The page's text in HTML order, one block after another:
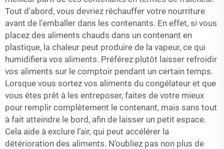
Tout d'abord, vous devriez réchauffer votre nourriture
avant de l’emballer dans les contenants. En effet, si vous
placez des aliments chauds dans un contenant en
plastique, la chaleur peut produire de la vapeur, ce qui
humidifiera vos aliments. Préférez plutôt laisser refroidir
vos aliments sur le comptoir pendant un certain temps.
Lorsque vous sortez vos aliments du congélateur et que
vous êtes prêt à les entreposer, faites de votre mieux
pour remplir complètement le contenant, mais sans tout
à fait atteindre le bord, afin de laisser un petit espace.
Cela aide à exclure l’air, qui peut accélérer la
détérioration des aliments. N’oubliez pas non plus de